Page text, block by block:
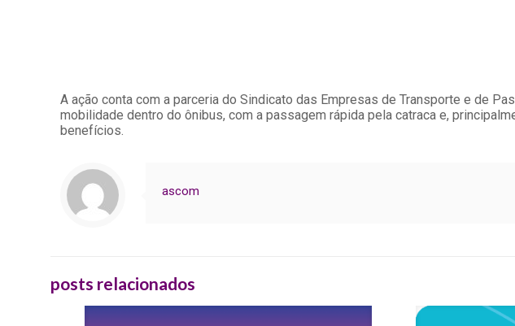
A ação conta com a parceria do Sindicato das Empresas de Transporte e de
mobilidade dentro do ônibus, com a passagem rápida pela catraca e,
benefícios.
ascom
posts relacionados